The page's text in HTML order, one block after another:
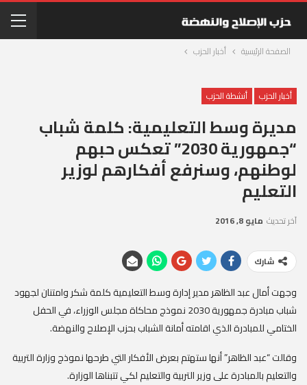
الصفحة الرئيسية أخبار الحزب
أخبار الحزب أنشطة الحزب
مديرة وسط التعليمية: كلمة شباب
“جمهورية 2030” تعكس حبهم
لوطنهم، وسنرفع أفكارهم لوزير
التعليم
آخر تحديث مايو 8, 2016
شارك
وجهت أمال عبد الظاهر مدير إدارة وسط التعليمية كلمة شكر وامتنان لجهود
شباب مبادرة جمهورية 2030 نموذج محاكاة مجلس الوزراء، في الحفل
الختامي للمبادرة الذي اقامته أمانة الشباب بحزب الإصلاح والنهضة.
وقالت “عبد الظاهر” أنها ستهتم بعرض الأفكار التي طرحها نموذج وزارة التربية
والتعليم بالمبادرة على وزير التربية والتعليم لكي تتبناها الوزارة.